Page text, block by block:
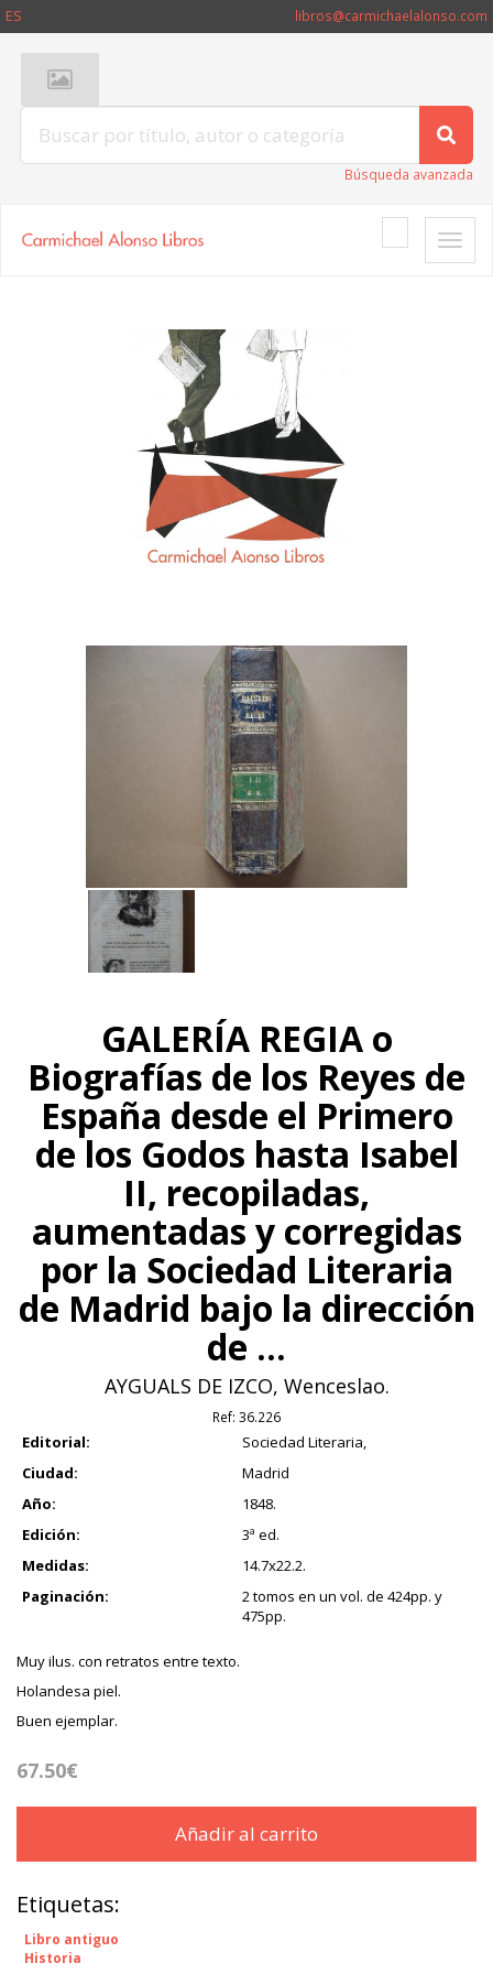
ES libros@carmichaelalonso.com
Búsqueda avanzada
Toggle
GALERÍA REGIA o
Biografías de los Reyes de
España desde el Primero
de los Godos hasta Isabel
II, recopiladas,
aumentadas y corregidas
por la Sociedad Literaria
de Madrid bajo la dirección
de ...
AYGUALS DE IZCO, Wenceslao.
Ref: 36.226
Editorial:
Sociedad Literaria,
Ciudad:
Madrid
Año:
1848.
Edición:
3ª ed.
Medidas:
14.7x22.2.
Paginación:
2 tomos en un vol. de 424pp. y
475pp.
Muy ilus. con retratos entre texto.
Holandesa piel.
Buen ejemplar.
67.50€
Añadir al carrito
Etiquetas:
Libro antiguo
Historia